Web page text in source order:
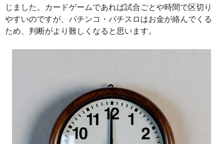
じました。カードゲームであれば試合ごとや時間で区切り
やすいのですが、パチンコ・パチスロはお金が絡んでくる
ため、判断がより難しくなると思います。